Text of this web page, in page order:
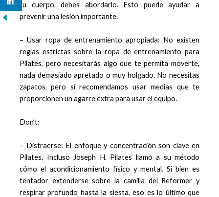
tu cuerpo, debes abordarlo. Esto puede ayudar a
prevenir una lesión importante.
– Usar ropa de entrenamiento apropiada: No existen
reglas estrictas sobre la ropa de entrenamiento para
Pilates, pero necesitarás algo que te permita moverte,
nada demasiado apretado o muy holgado. No necesitas
zapatos, pero sí recomendamos usar medias que te
proporcionen un agarre extra para usar el equipo.
Don’t:
– Distraerse: El enfoque y concentración son clave en
Pilates. Incluso Joseph H. Pilates llamó a su método
cómo el acondicionamiento físico y mental. Si bien es
tentador extenderse sobre la camilla del Reformer y
respirar profundo hasta la siesta, eso es lo último que